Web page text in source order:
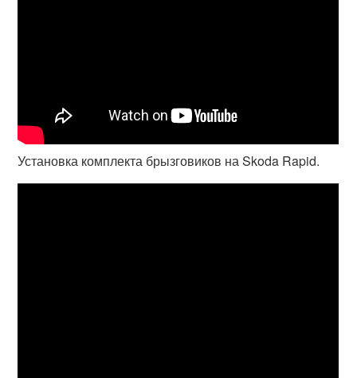
Установка комплекта брызговиков на Skoda Rapid.